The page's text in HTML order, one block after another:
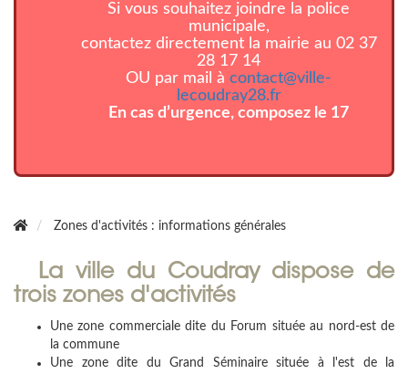
Si vous souhaitez joindre la police
municipale,
contactez directement la mairie au 02 37
28 17 14
OU par mail àcontact@ville-
lecoudray28.fr
En cas d’urgence, composez le 17
Zones d'activités : informations générales
La ville du Coudray dispose de
trois zones d'activités
Une zone commerciale dite du Forum située au nord-est de
la commune
Une zone dite du Grand Séminaire située à l'est de la